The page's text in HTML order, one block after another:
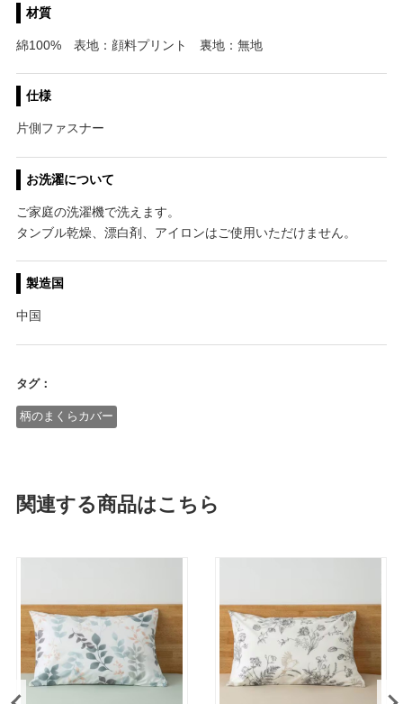
材質
綿100% 表地：顔料プリント 裏地：無地
仕様
片側ファスナー
お洗濯について
ご家庭の洗濯機で洗えます。
タンブル乾燥、漂白剤、アイロンはご使用いただけません。
製造国
中国
タグ：
柄のまくらカバー
関連する商品はこちら